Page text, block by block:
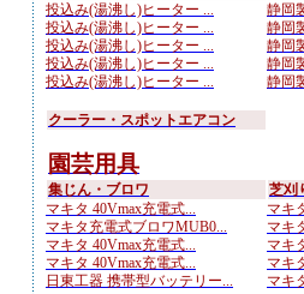
投込み(湯沸し)ヒーター ...
投込み(湯沸し)ヒーター ...
投込み(湯沸し)ヒーター ...
投込み(湯沸し)ヒーター ...
投込み(湯沸し)ヒーター ...
静岡
静岡
静岡
静岡
静岡
クーラー・スポットエアコン
園芸用具
集じん・ブロワ
マキタ 40Vmax充電式...
マキタ充電式ブロワMUB0...
マキタ 40Vmax充電式...
マキタ 40Vmax充電式...
日東工器 携帯型バッテリー...
芝刈
マキ
マキ
マキ
マキ
マキ